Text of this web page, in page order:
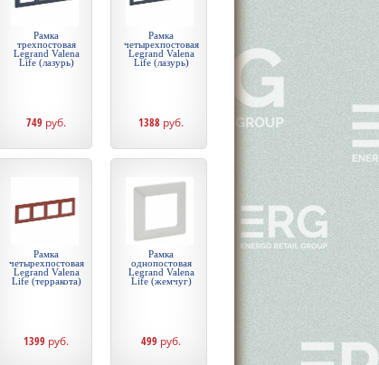
Рамка
трехпостовая
Legrand Valena
Life (лазурь)
749 руб.
Рамка
четырехпостовая
Legrand Valena
Life (лазурь)
1388 руб.
Рамка
четырехпостовая
Legrand Valena
Life (терракота)
1399 руб.
Рамка
однопостовая
Legrand Valena
Life (жемчуг)
499 руб.